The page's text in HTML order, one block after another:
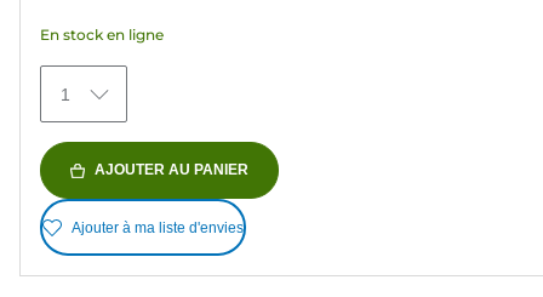
472
avis
En stock en ligne
1
AJOUTER AU PANIER
Ajouter à ma liste d'envies